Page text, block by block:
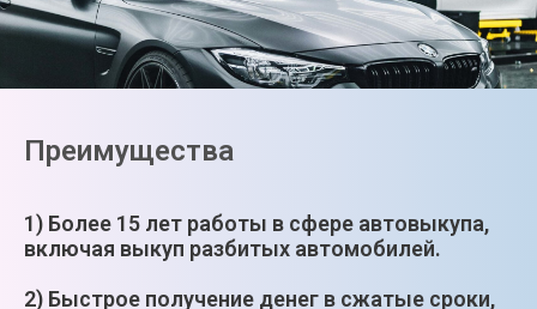
Преимущества
1) Более 15 лет работы в сфере автовыкупа,
включая выкуп разбитых автомобилей.
2) Быстрое получение денег в сжатые сроки,